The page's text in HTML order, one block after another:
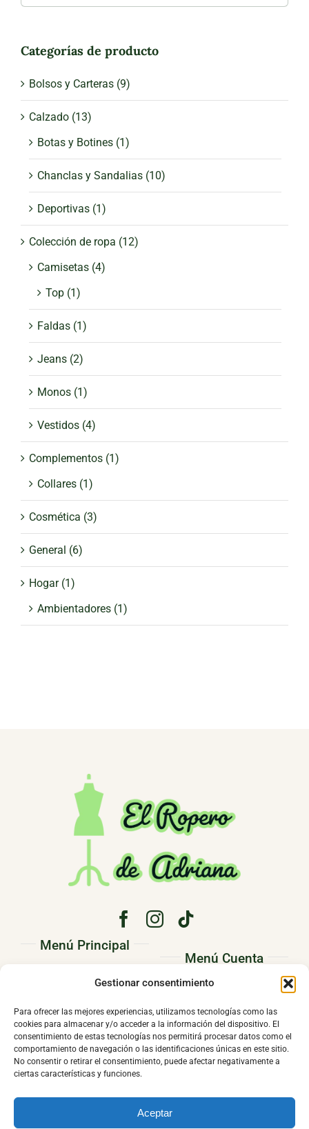
Gestionar consentimiento
Para ofrecer las mejores experiencias, utilizamos tecnologías como las
cookies para almacenar y/o acceder a la información del dispositivo. El
consentimiento de estas tecnologías nos permitirá procesar datos como el
comportamiento de navegación o las identificaciones únicas en este sitio.
No consentir o retirar el consentimiento, puede afectar negativamente a
ciertas características y funciones.
Aceptar
Categorías de producto
Bolsos y Carteras (9)
Calzado (13)
Botas y Botines (1)
Chanclas y Sandalias (10)
Deportivas (1)
Colección de ropa (12)
Camisetas (4)
Top (1)
Faldas (1)
Jeans (2)
Monos (1)
Vestidos (4)
Complementos (1)
Collares (1)
Cosmética (3)
General (6)
Hogar (1)
Ambientadores (1)
Menú Principal
TIENDA
CONTACTO
Menú Cuenta
Pedidos
Direcciones
Mi cuenta